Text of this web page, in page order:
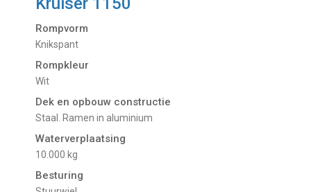
Rompvorm
Knikspant
Rompkleur
Wit
Dek en opbouw constructie
Staal. Ramen in aluminium
Waterverplaatsing
10.000 kg
Besturing